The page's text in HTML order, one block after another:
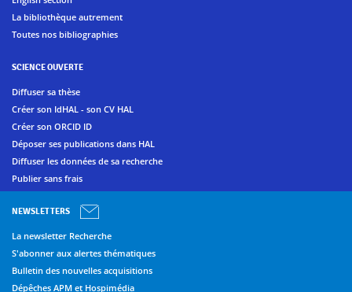
La bibliothèque autrement
Toutes nos bibliographies
SCIENCE OUVERTE
Diffuser sa thèse
Créer son IdHAL - son CV HAL
Créer son ORCID ID
Déposer ses publications dans HAL
Diffuser les données de sa recherche
Publier sans frais
NEWSLETTERS
La newsletter Recherche
S'abonner aux alertes thématiques
Bulletin des nouvelles acquisitions
Dépêches APM et Hospimédia